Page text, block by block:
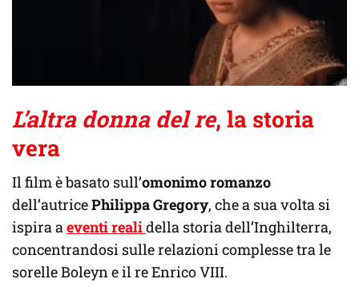
L’altra donna del re, la storia
vera
Il film è basato sull’omonimo romanzo
dell’autricePhilippa Gregory, che a sua volta si
ispira aeventi realidella storia dell’Inghilterra,
concentrandosi sulle relazioni complesse tra le
sorelle Boleyn e il re Enrico VIII.